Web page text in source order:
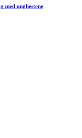
med unghestene